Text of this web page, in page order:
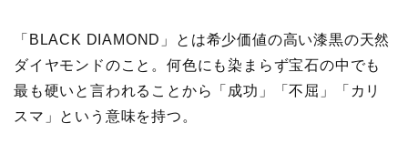
「BLACK DIAMOND」とは希少価値の高い漆黒の天然
ダイヤモンドのこと。何色にも染まらず宝石の中でも
最も硬いと言われることから「成功」「不屈」「カリ
スマ」という意味を持つ。